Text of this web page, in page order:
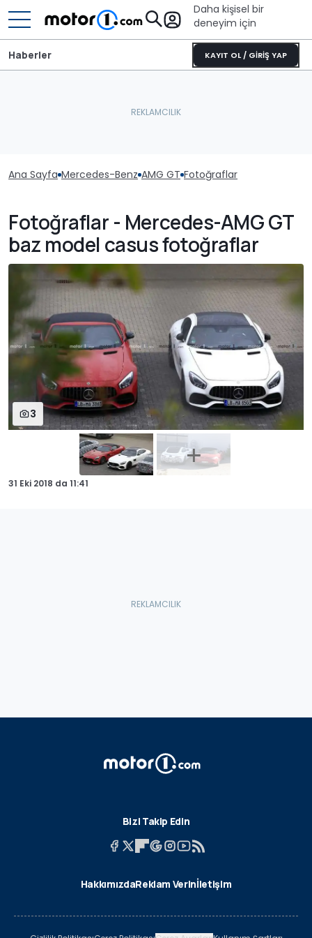
Daha kişisel bir
deneyim için
KAYIT OL / GİRİŞ YAP
Haberler
Ana Sayfa Mercedes-Benz AMG GT Fotoğraflar
Fotoğraflar - Mercedes-AMG GT
baz model casus fotoğraflar
3
31 Eki 2018 da 11:41
Bizi Takip Edin
HakkımızdaReklam Verinİletişim